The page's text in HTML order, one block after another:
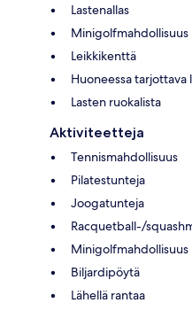
Lastenallas
Minigolfmahdollisuus
Leikkikenttä
Huoneessa tarjottava
Lasten ruokalista
Aktiviteetteja
Tennismahdollisuus
Pilatestunteja
Joogatunteja
Racquetball-/
Minigolfmahdollisuus
Biljardipöytä
Lähellä rantaa